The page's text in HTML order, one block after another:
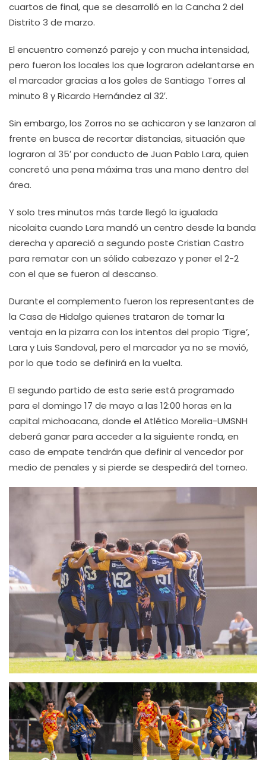
cuartos de final, que se desarrolló en la Cancha 2 del
Distrito 3 de marzo.
El encuentro comenzó parejo y con mucha intensidad,
pero fueron los locales los que lograron adelantarse en
el marcador gracias a los goles de Santiago Torres al
minuto 8 y Ricardo Hernández al 32′.
Sin embargo, los Zorros no se achicaron y se lanzaron al
frente en busca de recortar distancias, situación que
lograron al 35′ por conducto de Juan Pablo Lara, quien
concretó una pena máxima tras una mano dentro del
área.
Y solo tres minutos más tarde llegó la igualada
nicolaita cuando Lara mandó un centro desde la banda
derecha y apareció a segundo poste Cristian Castro
para rematar con un sólido cabezazo y poner el 2-2
con el que se fueron al descanso.
Durante el complemento fueron los representantes de
la Casa de Hidalgo quienes trataron de tomar la
ventaja en la pizarra con los intentos del propio ‘Tigre’,
Lara y Luis Sandoval, pero el marcador ya no se movió,
por lo que todo se definirá en la vuelta.
El segundo partido de esta serie está programado
para el domingo 17 de mayo a las 12:00 horas en la
capital michoacana, donde el Atlético Morelia-UMSNH
deberá ganar para acceder a la siguiente ronda, en
caso de empate tendrán que definir al vencedor por
medio de penales y si pierde se despedirá del torneo.